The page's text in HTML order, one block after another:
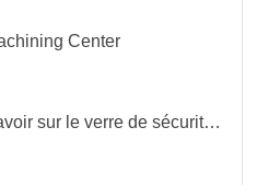
Center
sur le verre de sécurité